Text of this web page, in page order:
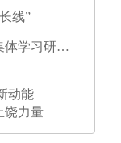
线”
体学习研讨
动能
饶力量